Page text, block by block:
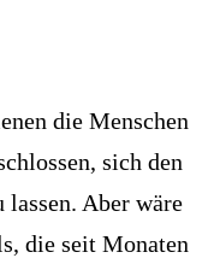
die Menschen
sich den
lassen. Aber wäre
die seit Monaten